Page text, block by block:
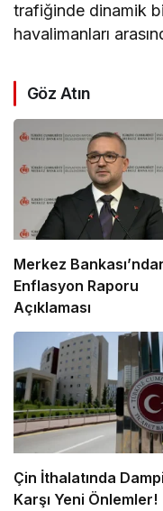
trafiğinde dinamik
havalimanları
Göz Atın
Merkez
Enflasyon Raporu
Açıklaması
Çin İthalatında
Karşı Yeni Önlemler!